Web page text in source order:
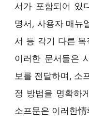
서가 포함되어 있
명서, 사용자 매뉴
서 등 각기 다른
이러한 문서들은
보를 전달하며, 소
정 방법을 명확하
소프문은 이러한